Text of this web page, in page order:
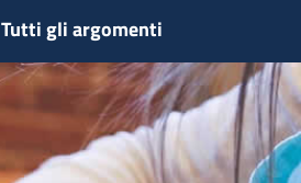
Tutti gli argomenti